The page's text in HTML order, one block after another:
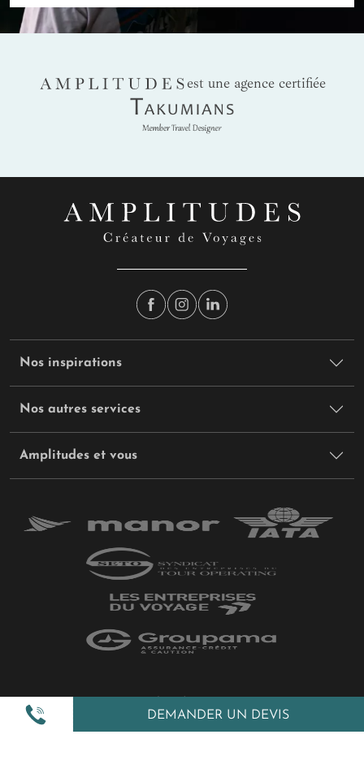
DEMANDER UN DEVIS
AMPLITUDES
est une agence certifiée
Takumians
Nos inspirations
Nos autres services
Amplitudes et vous
Politique de confidentialité